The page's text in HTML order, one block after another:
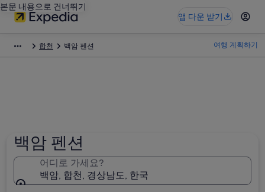
본문 내용으로 건너뛰기
앱 다운 받기
합천 백암 펜션 여행 계획하기
백암 펜션
어디로 가세요?
백암, 합천, 경상남도, 한국